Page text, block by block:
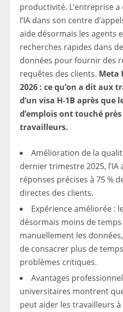
productivité. L’entreprise a
l’IA dans son centre
aide désormais les agents
recherches rapides dans
données pour fournir des
requêtes des clients. Meta
2026 : ce qu’on a dit aux
d’un visa H-1B après que
d’emplois ont touché près
travailleurs.
Amélioration de la
dernier trimestre 2025,
réponses précises à 75 %
directes des clients.
Expérience améliorée :
désormais moins de
manuellement les
de consacrer plus de
problèmes critiques.
Avantages
universitaires montrent
peut aider les travailleurs